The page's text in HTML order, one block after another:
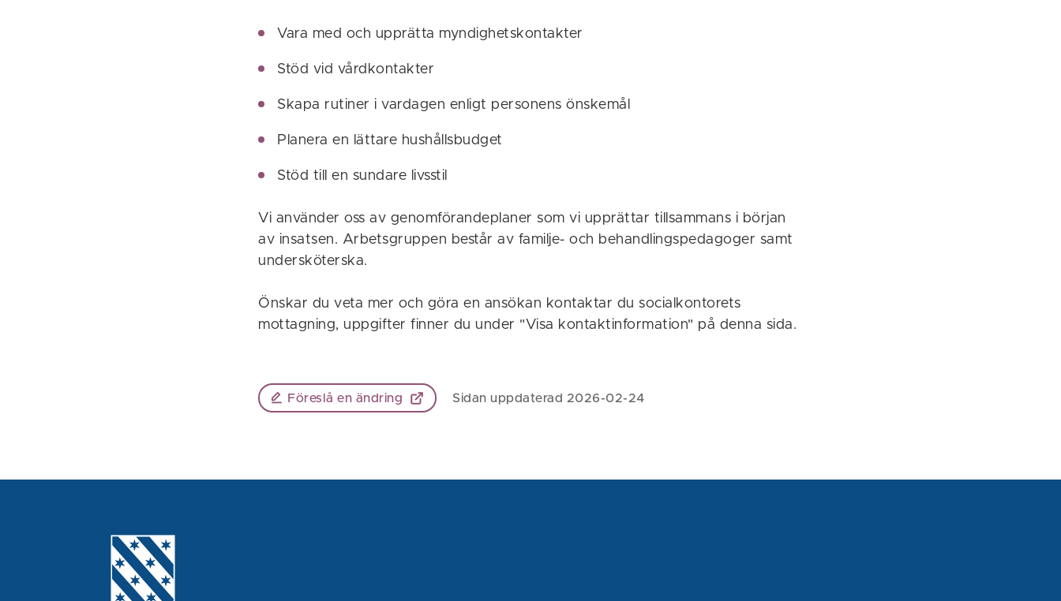
Vara med och upprätta myndighetskontakter
Stöd vid vårdkontakter
Skapa rutiner i vardagen enligt personens önskemål
Planera en lättare hushållsbudget
Stöd till en sundare livsstil
Vi använder oss av genomförandeplaner som vi upprättar tillsammans i början
av insatsen. Arbetsgruppen består av familje- och behandlingspedagoger samt
undersköterska.
Önskar du veta mer och göra en ansökan kontaktar du socialkontorets
mottagning, uppgifter finner du under "Visa kontaktinformation" på denna sida.
Föreslå en ändring Sidan uppdaterad 2026-02-24